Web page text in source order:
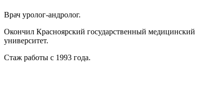
Врач уролог-андролог.
Окончил Красноярский государственный медицинский
университет.
Стаж работы с 1993 года.